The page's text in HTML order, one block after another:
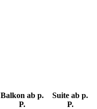
Balkon ab p.
P.
Suite ab p.
P.